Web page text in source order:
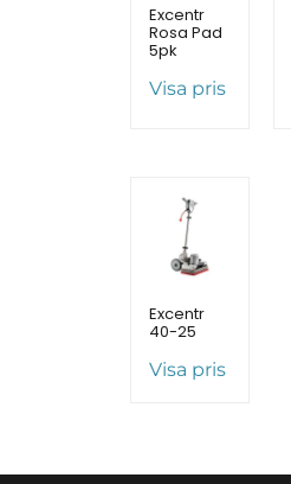
Excentr
Rosa Pad
5pk
Visa pris
Excentr
40-25
Visa pris